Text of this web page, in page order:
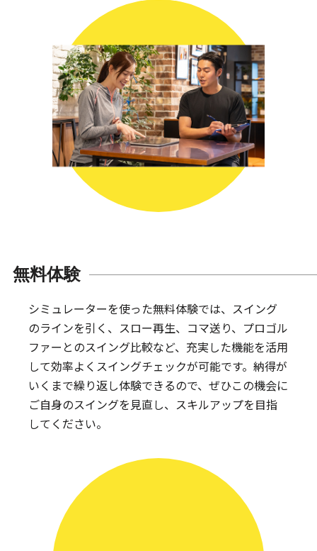
無料体験
シミュレーターを使った無料体験では、スイング
のラインを引く、スロー再生、コマ送り、プロゴル
ファーとのスイング比較など、充実した機能を活用
して効率よくスイングチェックが可能です。納得が
いくまで繰り返し体験できるので、ぜひこの機会に
ご自身のスイングを見直し、スキルアップを目指
してください。